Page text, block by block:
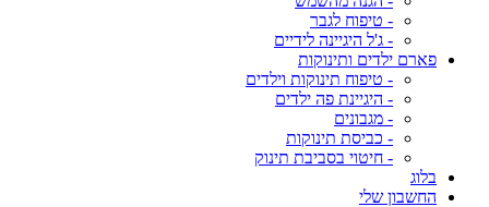
- טיפוח לגבר
- ג'ל היגיינה לידיים
פארם ילדים ותינוקות
- טיפוח תינוקות וילדים
- היגיינת פה ילדים
- מגבונים
- כביסת תינוקות
- חיטוי בסביבת תינוק
בלוג
החשבון שלי